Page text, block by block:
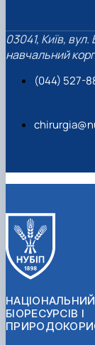
03041, Київ,
навчальний
(044) 527-
БІОРЕСУРСІВ І